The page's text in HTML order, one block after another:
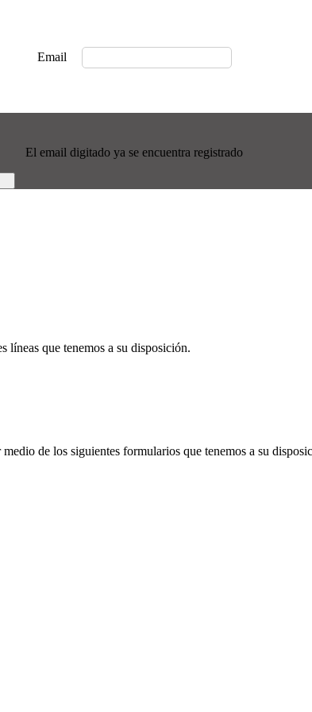
Email
El email digitado ya se encuentra registrado
líneas que tenemos a su disposición.
de los siguientes formularios que tenemos a su